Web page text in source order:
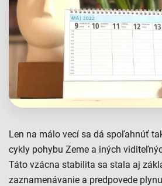
Len na málo vecí sa dá spoľahnúť
cykly pohybu Zeme a iných
Táto vzácna stabilita sa stala aj
zaznamenávanie a predpovede